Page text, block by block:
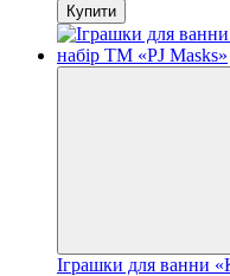
Купити
Іграшки для ванни